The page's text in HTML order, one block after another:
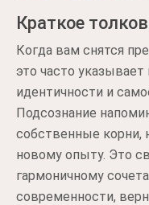
Краткое
Когда вам снятся
это часто
идентичности и
Подсознание
собственные корни,
новому опыту. Это
гармоничному
современности,